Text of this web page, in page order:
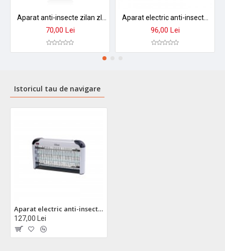
70,00 Lei 96,00 Lei
Istoricul tau de navigare
Aparat electric anti-insecte zilan zln7071 - 2x8w, lampi uv, gri, pentru interior si exterior
127,00 Lei